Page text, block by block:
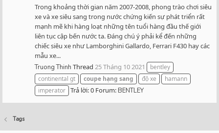
Trong khoảng thời gian năm 2007-2008, phong trào chơi siêu
xe và xe siêu sang trong nước chứng kiến sự phát triển rất
mạnh mẽ khi hàng loạt những tên tuổi hàng đầu thế giới
liên tục cập bến nước ta. Đáng chú ý phải kể đến những
chiếc siêu xe như Lamborghini Gallardo, Ferrari F430 hay các
mẫu xe...
Truong Thinh Thread 25 Tháng 10 2021
bentley
continental gt
coupe hạng sang độ xe
hamann
imperator Trả lời: 0 Forum:BENTLEY
Tags